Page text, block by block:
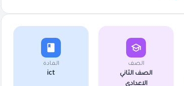
الصف
الصف الثاني
الاعدادي
المادة
ict